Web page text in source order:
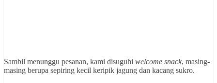
Sambil menunggu pesanan, kami disuguhi welcome snack, masing-
masing berupa sepiring kecil keripik jagung dan kacang sukro.